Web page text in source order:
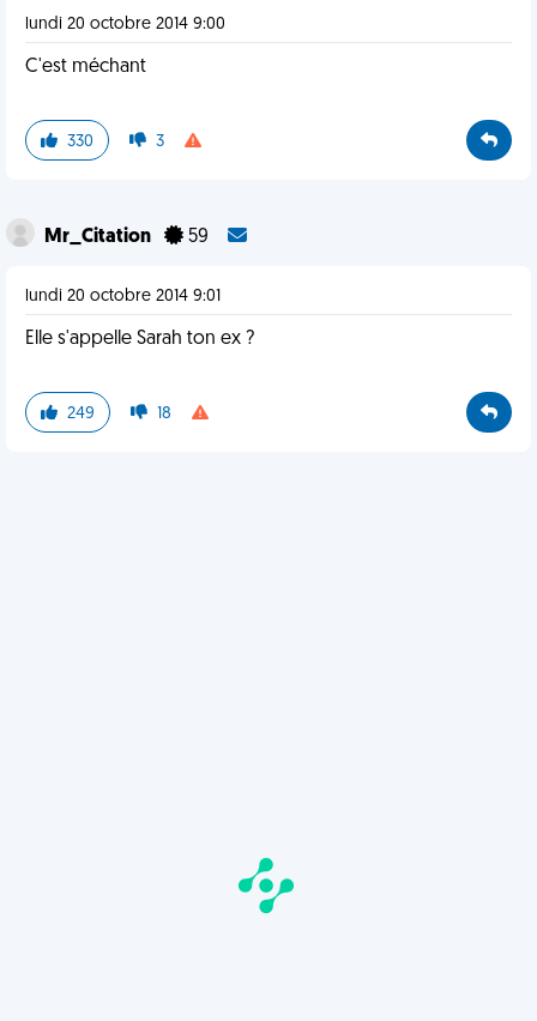
lundi 20 octobre 2014 9:00
C'est méchant
330 3
Mr_Citation 59
lundi 20 octobre 2014 9:01
Elle s'appelle Sarah ton ex ?
249 18